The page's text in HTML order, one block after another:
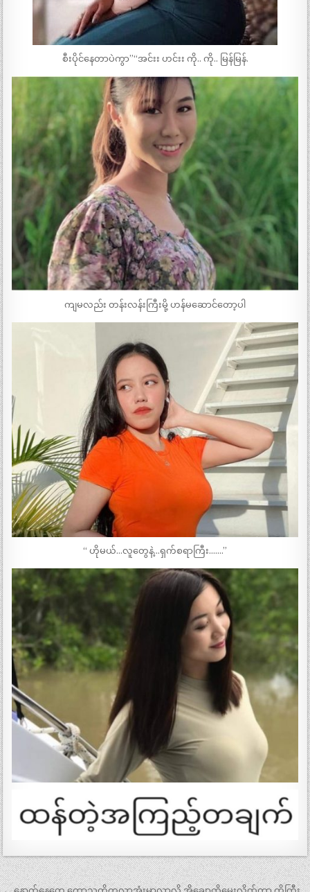
စီးပိုင်နေတာပဲကွာ”“အင်းး ဟင်းး ကို.. ကို.. မြန်မြန်.
ကျမလည်း တန်းလန်းကြီးမို့ ဟန်မဆောင်တော့ပါ
“ ဟိုမယ်…လူတွေနဲ့…ရှက်စရာကြီး…….”